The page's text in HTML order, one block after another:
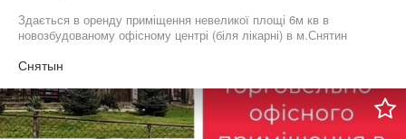
Здається в оренду приміщення невеликої площі 6м кв в
новозбудованому офісному центрі (біля лікарні) в м.Снятин
Снятын